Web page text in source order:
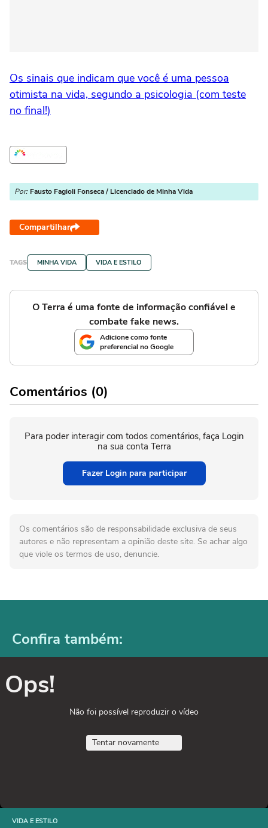
Os sinais que indicam que você é uma pessoa
otimista na vida, segundo a psicologia (com teste
no final!)
Por: Fausto Fagioli Fonseca / Licenciado de Minha Vida
Compartilhar
TAGS MINHA VIDA VIDA E ESTILO
O Terra é uma fonte de informação confiável e
combate fake news.
Adicione como fonte
preferencial no Google
Comentários (0)
Para poder interagir com todos comentários, faça Login
na sua conta Terra
Fazer Login para participar
Os comentários são de responsabilidade exclusiva de seus
autores e não representam a opinião deste site. Se achar algo
que viole os termos de uso, denuncie.
Confira também:
Ops!
Não foi possível reproduzir o vídeo
Tentar novamente
VIDA E ESTILO